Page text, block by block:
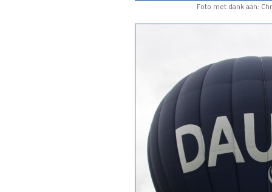
Foto met dank aan: